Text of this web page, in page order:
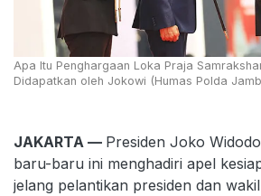
Apa Itu Penghargaan Loka Praja
Didapatkan oleh Jokowi (Humas Polda
JAKARTA — Presiden Joko
baru-baru ini menghadiri apel
jelang pelantikan presiden dan